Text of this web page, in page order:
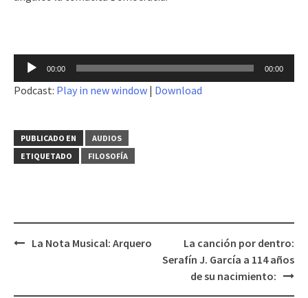
Reproductor
audio
00:00 00:00
Podcast: Play in new window | Download
PUBLICADO EN
AUDIOS
ETIQUETADO
FILOSOFÍA
La Nota Musical: Arquero
La canción por dentro:
Serafín J. García a 114 años
de su nacimiento: